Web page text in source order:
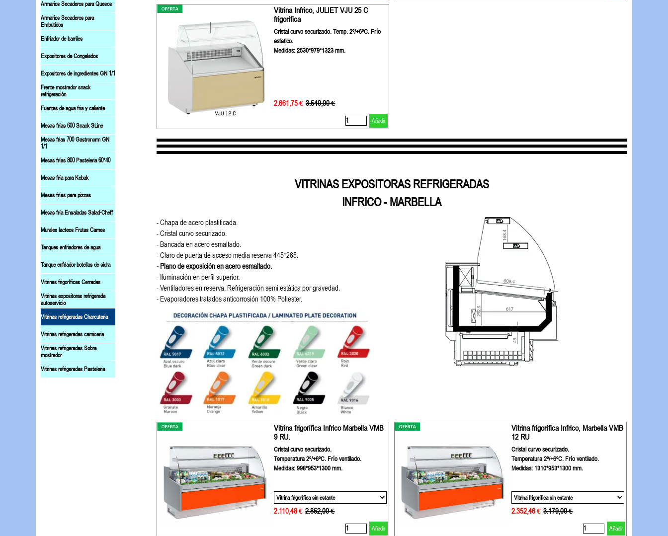
Vitrina Infrico, JULIET VJU 25 C
frigorífica
Cristal curvo securizado. Temp. 2º/+6ºC. Frío
estatico.
Medidas: 2530*979*1323 mm.
2.661,75 € Precio sin descuento
3.549,00 €
Añadir
VITRINAS EXPOSITORAS REFRIGERADAS
INFRICO - MARBELLA
- Chapa de acero plastificada.
- Cristal curvo securizado.
- Bancada en acero esmaltado.
- Claro de puerta de acceso media reserva 445*265.
- Plano de exposición en acero esmaltado.
- Iluminación en perfil superior.
- Ventiladores en reserva. Refrigeración semi estática por gravedad.
- Evaporadores tratados anticorrosión 100% Poliester.
Vitrina frigorífica Infrico Marbella VMB
9 RU.
Cristal curvo securizado.
Temperatura 2º/+6ºC. Frío ventilado.
Medidas: 998*953*1300 mm.
2.110,48 € Precio sin descuento
2.852,00 €
Añadir
Vitrina frigorífica Infrico, Marbella VMB
12 RU
Cristal curvo securizado.
Temperatura 2º/+6ºC. Frío ventilado.
Medidas: 1310*953*1300 mm.
2.352,46 € Precio sin descuento
3.179,00 €
Añadir
Armarios Secaderos para Quesos
Armarios Secaderos para
Embutidos
Enfriador de barriles
Expositores de Congelados
Expositores de ingredientes GN 1/1
Frente mostrador snack
refrigeración
Fuentes de agua fria y caliente
Mesas frías 600 Snack SLine
Mesas frias 700 Gastronorm GN
1/1
Mesas frías 800 Pasteleria 60*40
Mesas fría para Kebak
Mesas frías para pizzas
Mesas fría Ensaladas Salad-Cheff
Murales lacteos Frutas Carnes
Tanques enfriadores de agua
Tanque enfriador botellas de sidra
Vitrinas frigoríficas Cerradas
Vitrinas expositoras refrigerada
autoservicio
Vitrinas refrigeradas Charcuteria
Vitrinas refrigeradas carniceria
Vitrinas refrigeradas Sobre
mostrador
Vitrinas refrigeradas Pasteleria